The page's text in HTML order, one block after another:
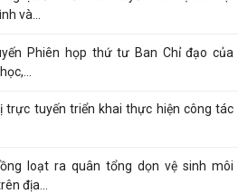
và...
Phiên họp thứ tư Ban Chỉ đạo của
trực tuyến triển khai thực hiện công tác
loạt ra quân tổng dọn vệ sinh môi
địa...